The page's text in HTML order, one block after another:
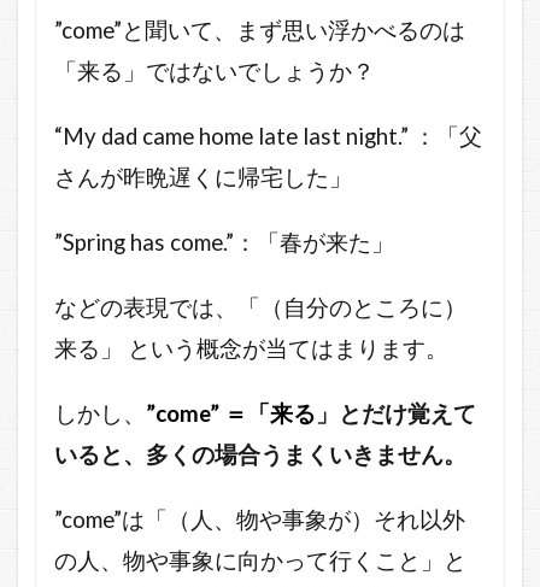
いとき
2
”come
使っ
た表
現
のほか
の
を使っ
た独特
な表現
”come”と聞いて、まず思い浮かべるのは
「来る」ではないでしょうか？
“My dad came home late last night.” ：「父
さんが昨晩遅くに帰宅した」
”Spring has come.”：「春が来た」
などの表現では、「（自分のところに）
来る」 という概念が当てはまります。
しかし、 ”come” ＝「来る 」とだけ覚えて
いると、多くの場合うまくいきません。
”come”は「（人、物や事象が）それ以外
の人、物や事象に向かって行くこと」と